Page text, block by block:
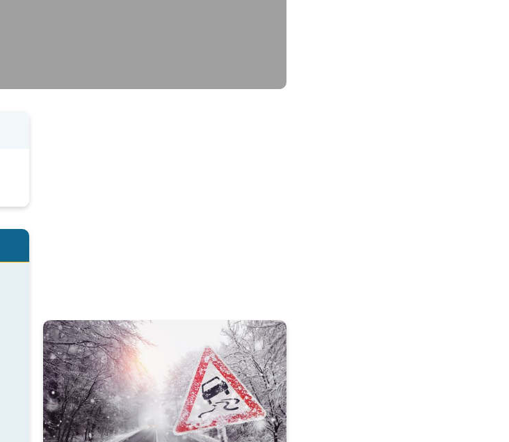
Poledica - zaleđivanje mokrih površina. Rizik od proklizavanja. . .